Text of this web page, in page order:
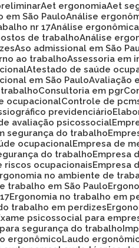
Aet ergonomia Aet
em São Paulo Análise
nr 17 Análise
de trabalho Análise
Aso admissional em São
ao trabalho Assessoria em
Atestado de saúde
em São Paulo Avaliação
trabalho
Consultoria em pgr
ocupacional
Controle de
previdenciário
de avaliação psicossocial
segurança do trabalho
ocupacional Empresa de
do trabalho
Empresa
riscos ocupacionais
Ergonomia no ambiente de
trabalho em São Paulo
Ergonomia no trabalho em
trabalho em perdizes
Exame psicossocial para
segurança do trabalho
ergonômico Laudo